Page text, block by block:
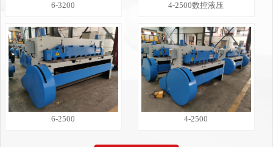
6-3200 4-2500数控液压
6-2500 4-2500